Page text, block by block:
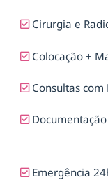
Cirurgia e
Colocação +
Consultas
Emergência